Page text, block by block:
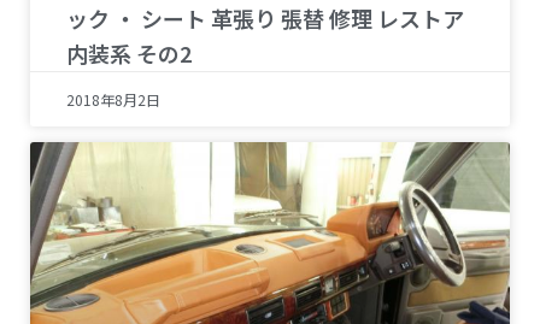
ック ・ シート 革張り 張替 修理 レストア
内装系 その2
2018年8月2日